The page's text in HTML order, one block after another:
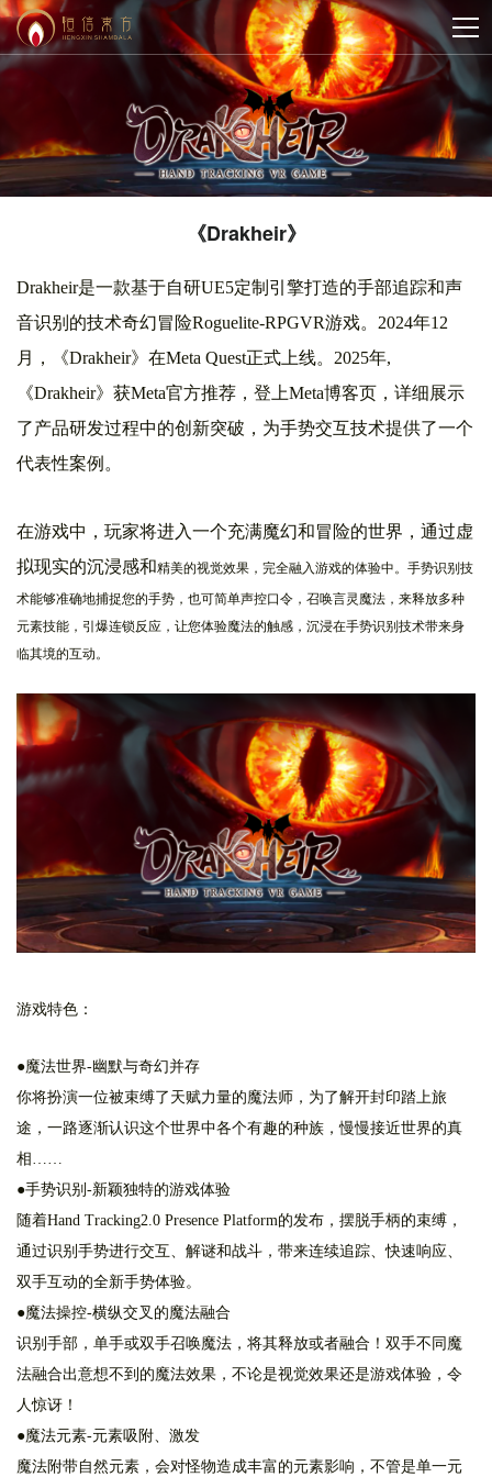
《Drakheir》
Drakheir是一款基于自研UE5定制引擎打造的手部追踪和声
音识别的技术奇幻冒险Roguelite-RPGVR游戏。 2024年12
月，《Drakheir》在Meta Quest正式上线。2025年,
《Drakheir》获Meta官方推荐，登上Meta博客页，详细展示
了产品研发过程中的创新突破，为手势交互技术提供了一个
代表性案例。
在游戏中，玩家将进入一个充满魔幻和冒险的世界，通过虚
拟现实的沉浸感和精美的视觉效果，完全融入游戏的体验中。手势识别技
术能够准确地捕捉您的手势，也可简单声控口令，召唤言灵魔法，来释放多种
元素技能，引爆连锁反应，让您体验魔法的触感，沉浸在手势识别技术带来身
临其境的互动。
游戏特色：
●魔法世界-幽默与奇幻并存
你将扮演一位被束缚了天赋力量的魔法师，为了解开封印踏上旅
途，一路逐渐认识这个世界中各个有趣的种族，慢慢接近世界的真
相……
●手势识别-新颖独特的游戏体验
随着Hand Tracking2.0 Presence Platform的发布，摆脱手柄的束缚，
通过识别手势进行交互、解谜和战斗，带来连续追踪、快速响应、
双手互动的全新手势体验。
●魔法操控-横纵交叉的魔法融合
识别手部，单手或双手召唤魔法，将其释放或者融合！双手不同魔
法融合出意想不到的魔法效果，不论是视觉效果还是游戏体验，令
人惊讶！
●魔法元素-元素吸附、激发
魔法附带自然元素，会对怪物造成丰富的元素影响，不管是单一元